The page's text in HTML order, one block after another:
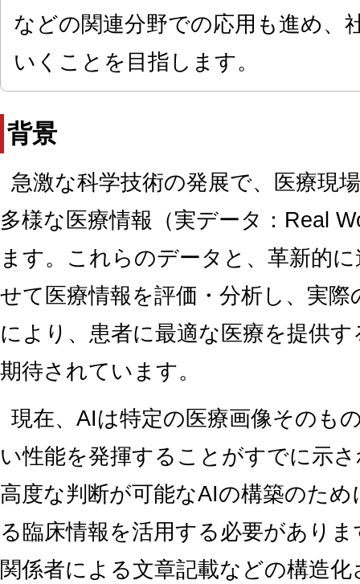
などの関連分野での応用も進め、
いくことを目指します。
背景
急激な科学技術の発展で、医療現
多様な医療情報（実データ：Real
ます。これらのデータと、革新的
せて医療情報を評価・分析し、実
により、患者に最適な医療を提供
期待されています。
現在、AIは特定の医療画像そのも
い性能を発揮することがすでに示
高度な判断が可能なAIの構築のた
る臨床情報を活用する必要があり
関係者による文章記載などの構造